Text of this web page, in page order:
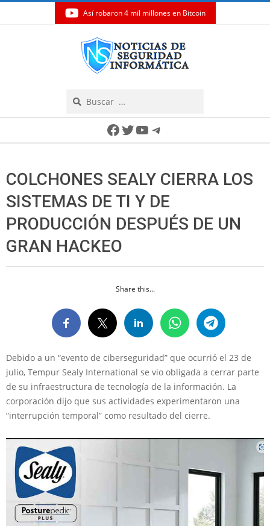
Así robaron 4 mil millones en Bitcoin
Facebook
Twitter
YouTube
Telegram
COLCHONES SEALY CIERRA LOS
SISTEMAS DE TI Y DE
PRODUCCIÓN DESPUÉS DE UN
GRAN HACKEO
Share this...
Debido a un “evento de ciberseguridad” que ocurrió el 23 de
julio, Tempur Sealy International se vio obligada a cerrar parte
de su infraestructura de tecnología de la información. La
corporación dijo que sus actividades experimentaron una
“interrupción temporal” como resultado del cierre.